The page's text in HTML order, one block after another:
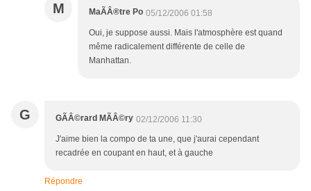
M MaÃÂ®tre Po 05/12/2006 01:58
Oui, je suppose aussi. Mais l'atmosphère est quand
même radicalement différente de celle de
Manhattan.
G GÃÂ©rard MÃÂ©ry 02/12/2006 11:30
J'aime bien la compo de ta une, que j'aurai cependant
recadrée en coupant en haut, et à gauche
Répondre